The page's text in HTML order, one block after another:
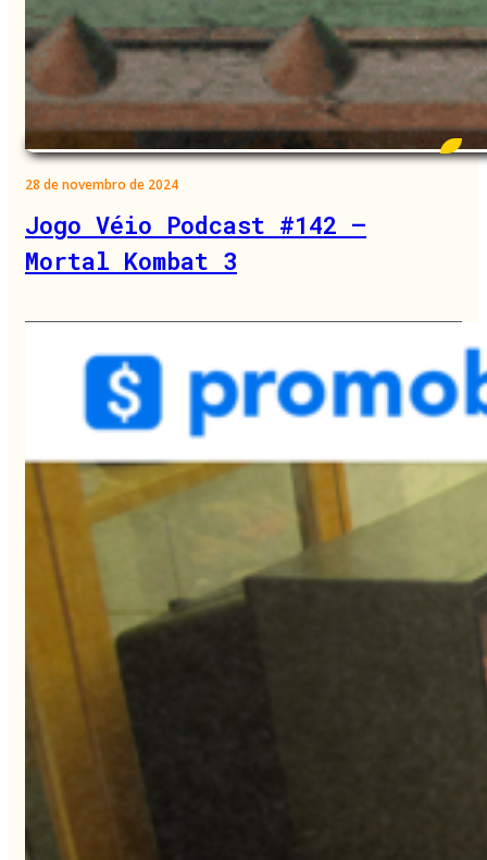
28 de novembro de 2024
Jogo Véio Podcast #142 –
Mortal Kombat 3